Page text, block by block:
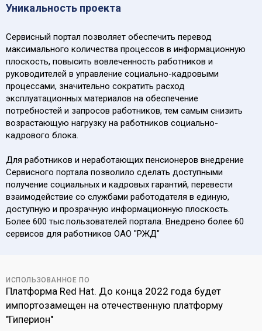
Уникальность проекта
Сервисный портал позволяет обеспечить перевод
максимального количества процессов в информационную
плоскость, повысить вовлеченность работников и
руководителей в управление социально-кадровыми
процессами, значительно сократить расход
эксплуатационных материалов на обеспечение
потребностей и запросов работников, тем самым снизить
возрастающую нагрузку на работников социально-
кадрового блока.
Для работников и неработающих пенсионеров внедрение
Сервисного портала позволило сделать доступными
получение социальных и кадровых гарантий, перевести
взаимодействие со службами работодателя в единую,
доступную и прозрачную информационную плоскость.
Более 600 тыс.пользователей портала. Внедрено более 60
сервисов для работников ОАО "РЖД"
ИСПОЛЬЗОВАННОЕ ПО
Платформа Red Hat. До конца 2022 года будет
импортозамещен на отечественную платформу
"Гиперион"